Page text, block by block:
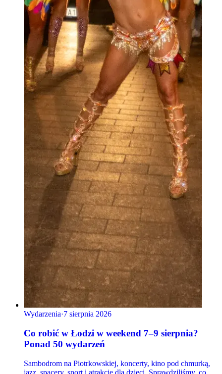
Wydarzenia·7 sierpnia 2026
Co robić w Łodzi w weekend 7–9 sierpnia?
Ponad 50 wydarzeń
Sambodrom na Piotrkowskiej, koncerty, kino pod chmurką,
jazz, spacery, sport i atrakcje dla dzieci. Sprawdziliśmy, co